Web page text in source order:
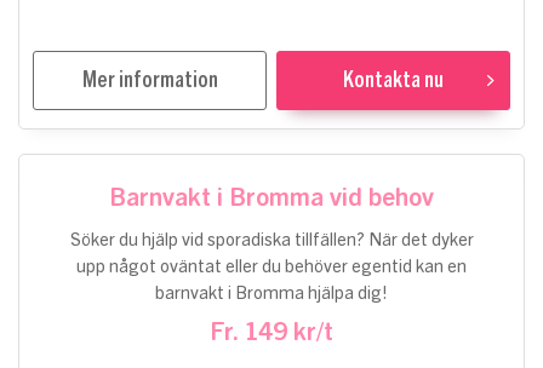
Kontakta nu
Mer information
Barnvakt i Bromma vid behov
Söker du hjälp vid sporadiska tillfällen? När det dyker
upp något oväntat eller du behöver egentid kan en
barnvakt i Bromma hjälpa dig!
Fr. 149 kr/t